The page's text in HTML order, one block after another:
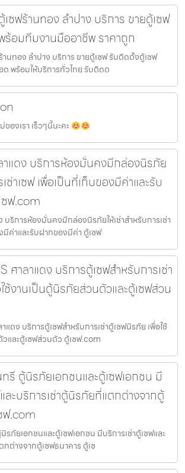
ซฟร้านทอง ลำปาง บริการ ขายตู้เซฟ
อมทีมงานมืออาชีพ ราคาถูก
นทอง ลำปาง บริการ ขายตู้เซฟ รับติดตั้งตู้เซฟ
พร้อมให้บริการทั่วไทย รับติดต
องเรา เร็วๆนี้นะคะ
าแดง บริการห้องมั่นคงมีกล่องนิรภัย
เช่าเซฟ เพื่อเป็นที่เก็บของมีค่าและรับ
ฟ.com
บริการห้องมั่นคงมีกล่องนิรภัยให้เช่าสำหรับการเช่า
มีค่าและรับฝากของมีค่า ตู้เซฟ
ศาลาแดง บริการตู้เซฟสำหรับการเช่า
ช้งานเป็นตู้นิรภัยส่วนตัวและตู้เซฟส่วน
แดง บริการตู้เซฟสำหรับการเช่าตู้เซฟนิรภัย เพื่อใช้
และตู้เซฟส่วนตัว ตู้เซฟ.com
รี ตู้นิรภัยเอกชนและตู้เซฟเอกชน มี
ละบริการเช่าตู้นิรภัยที่แตกต่างจากตู้
ฟ.com
รภัยเอกชนและตู้เซฟเอกชน มีบริการเช่าตู้เซฟและ
ต่างจากตู้เซฟธนาคาร ตู้เซ